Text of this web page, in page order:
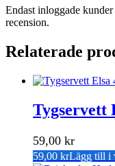
Endast inloggade
recension.
Relaterade
Tygservett
59,00 kr
59,00 krLägg till i